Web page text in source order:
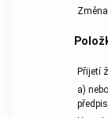
Přijetí
a)